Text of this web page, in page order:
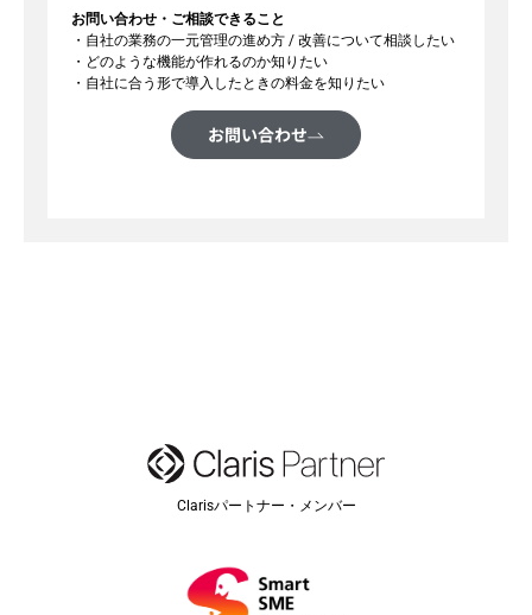
お問い合わせ・ご相談できること
・自社の業務の一元管理の進め方 / 改善について相談したい
・どのような機能が作れるのか知りたい
・自社に合う形で導入したときの料金を知りたい
お問い合わせ
Clarisパートナー・メンバー